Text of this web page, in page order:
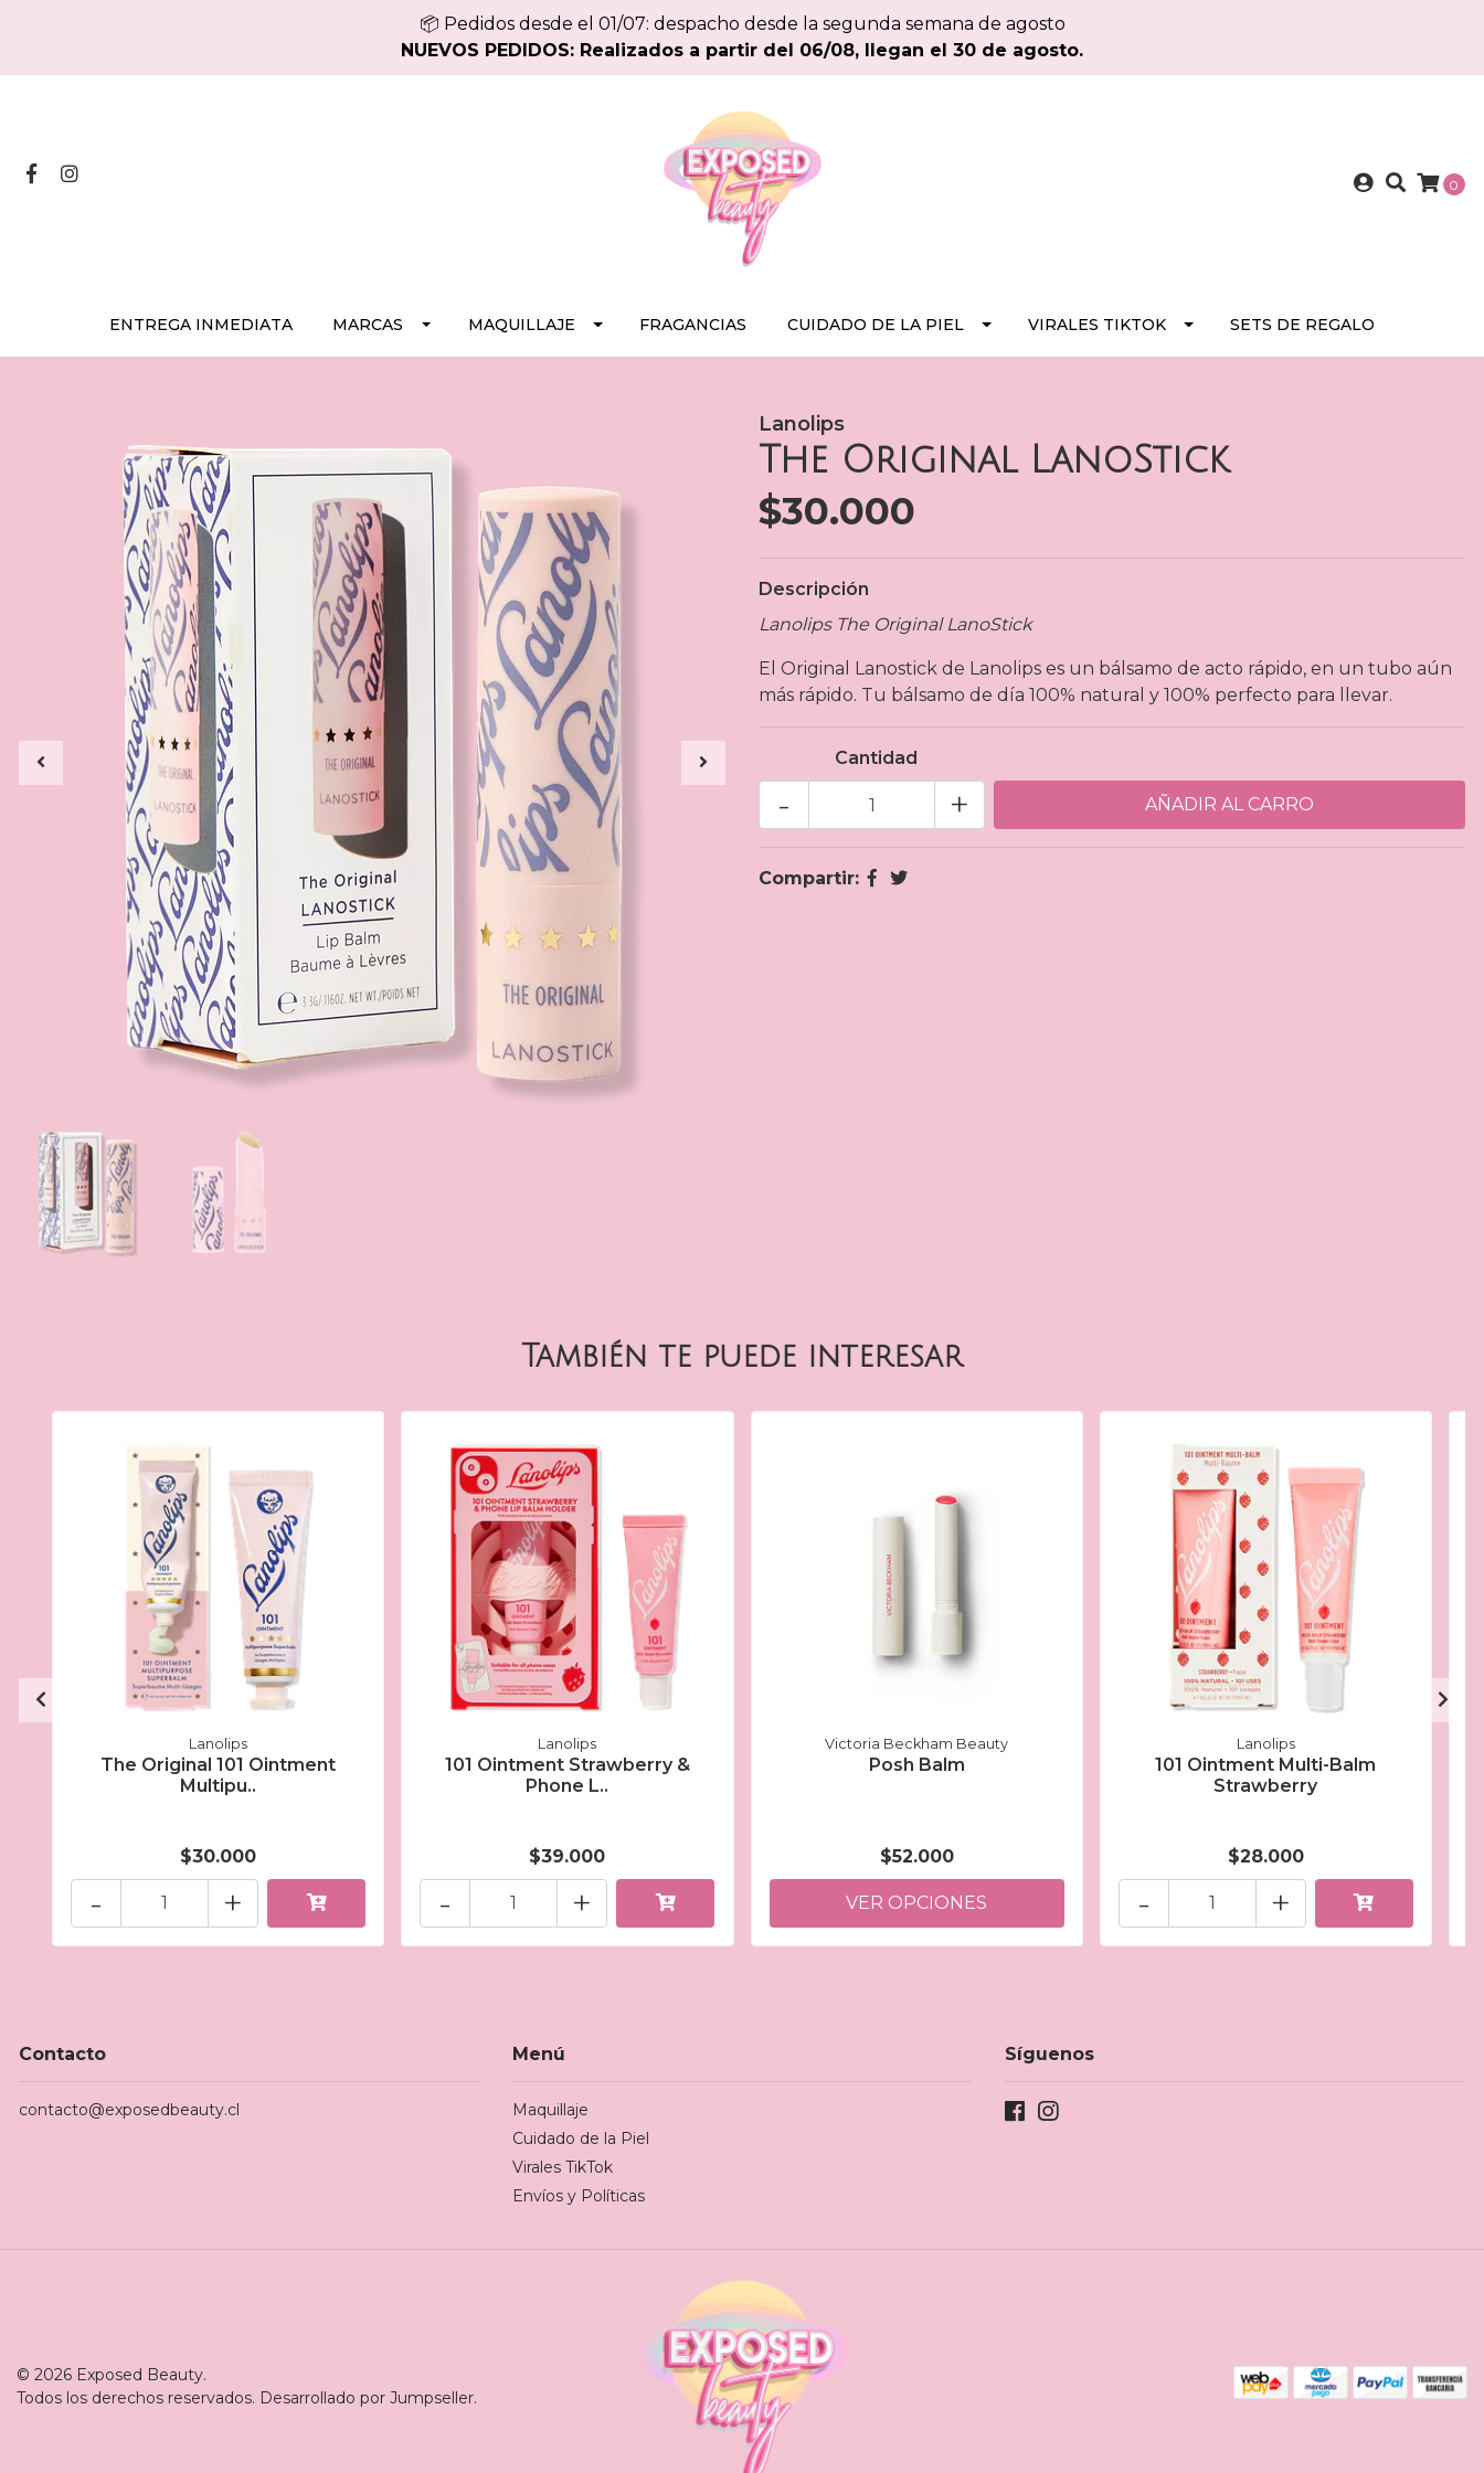
📦 Pedidos desde el 01/07: despacho desde la segunda semana de agosto
NUEVOS PEDIDOS: Realizados a partir del 06/08, llegan el 30 de agosto.
0
ENTREGA INMEDIATA MARCAS MAQUILLAJE FRAGANCIAS CUIDADO DE LA PIEL VIRALES TIKTOK SETS DE REGALO
Lanolips
The Original LanoStick
$30.000
Descripción
Lanolips The Original LanoStick
El Original Lanostick de Lanolips es un bálsamo de acto rápido, en un tubo aún
más rápido. Tu bálsamo de día 100% natural y 100% perfecto para llevar.
Cantidad
+
-
Compartir:
También te puede interesar
Lanolips
The Original 101 Ointment
Multipu..
$30.000
+
-
Lanolips
101 Ointment Strawberry &
Phone L..
$39.000
+
-
Victoria Beckham Beauty
Posh Balm
$52.000
VER OPCIONES
Lanolips
101 Ointment Multi-Balm
Strawberry
$28.000
+
-
Contacto
contacto@exposedbeauty.cl
Menú
Maquillaje
Cuidado de la Piel
Virales TikTok
Envíos y Políticas
Síguenos
© 2026 Exposed Beauty.
Todos los derechos reservados. Desarrollado por Jumpseller.